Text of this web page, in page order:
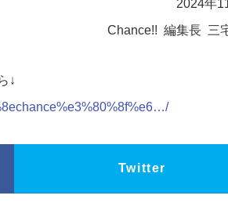
2024年
Chance!! 編集長 三
↓
Twitter